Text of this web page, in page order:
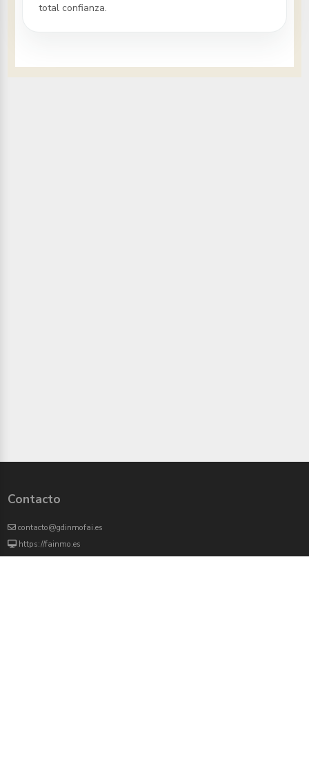
total confianza.
Contacto
contacto@gdinmofai.es
https://fainmo.es